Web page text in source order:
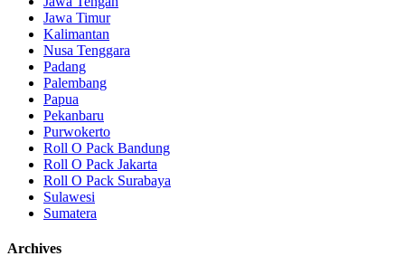
Jawa Timur
Kalimantan
Nusa Tenggara
Padang
Palembang
Papua
Pekanbaru
Purwokerto
Roll O Pack Bandung
Roll O Pack Jakarta
Roll O Pack Surabaya
Sulawesi
Sumatera
Archives